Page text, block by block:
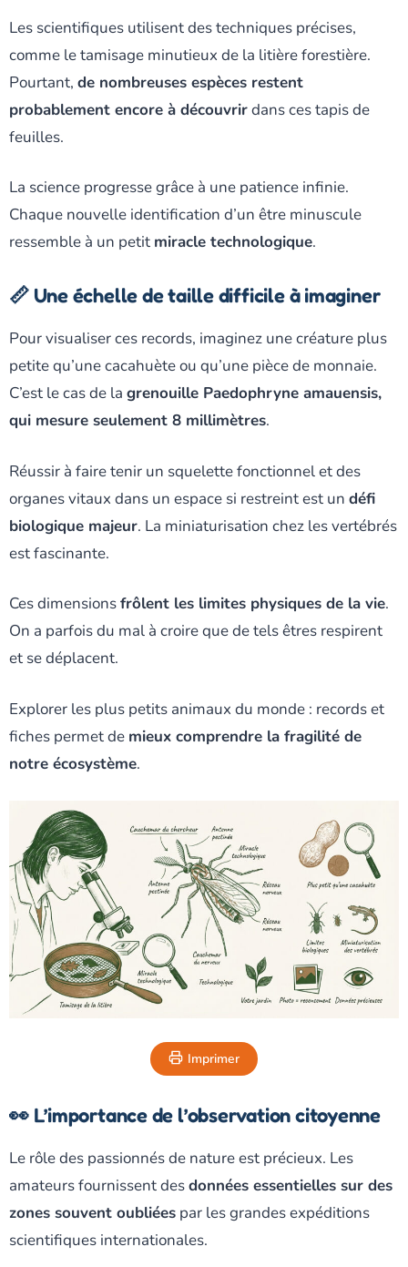
Les scientifiques utilisent des techniques précises,
comme le tamisage minutieux de la litière forestière.
Pourtant, de nombreuses espèces restent
probablement encore à découvrirdans ces tapis de
feuilles.
La science progresse grâce à une patience infinie.
Chaque nouvelle identification d’un être minuscule
ressemble à un petit miracle technologique.
📏 Une échelle de taille difficile à imaginer
Pour visualiser ces records, imaginez une créature plus
petite qu’une cacahuète ou qu’une pièce de monnaie.
C’est le cas de la grenouille Paedophryne amauensis,
qui mesure seulement 8 millimètres.
Réussir à faire tenir un squelette fonctionnel et des
organes vitaux dans un espace si restreint est un défi
biologique majeur. La miniaturisation chez les vertébrés
est fascinante.
Ces dimensionsfrôlent les limites physiques de la vie.
On a parfois du mal à croire que de tels êtres respirent
et se déplacent.
Explorer les plus petits animaux du monde : records et
fiches permet de mieux comprendre la fragilité de
notre écosystème.
Imprimer
👀 L’importance de l’observation citoyenne
Le rôle des passionnés de nature est précieux. Les
amateurs fournissent desdonnées essentielles sur des
zones souvent oubliées par les grandes expéditions
scientifiques internationales.